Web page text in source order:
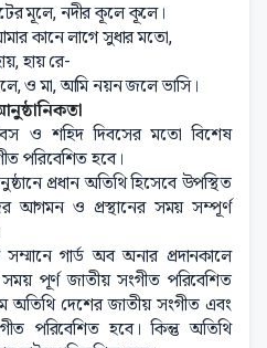
মূলে, নদীর কূলে কূলে।
কানে লাগে সুধার মতো,
হায় রে-
ও মা, আমি নয়ন জলে ভাসি।
ও শহিদ দিবসের মতো বিশেষ
পরিবেশিত হবে।
প্রধান অতিথি হিসেবে উপস্থিত
আগমন ও প্রস্থানের সময় সম্পূর্ণ
সম্মানে গার্ড অব অনার প্রদানকালে
সময় পূর্ণ জাতীয় সংগীত পরিবেশিত
অতিথি দেশের জাতীয় সংগীত এবং
পরিবেশিত হবে। কিন্তু অতিথি